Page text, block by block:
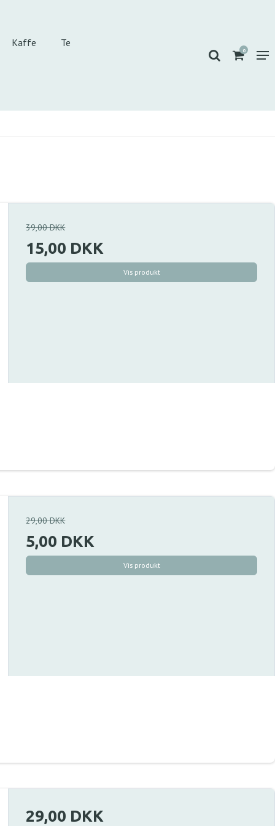
Kaffe Te
0
39,00 DKK
15,00 DKK
Vis produkt
29,00 DKK
5,00 DKK
Vis produkt
29,00 DKK